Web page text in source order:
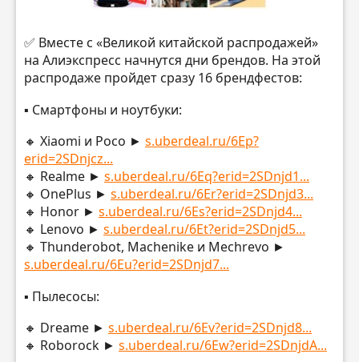
✅ Вместе с «Великой китайской распродажей»
на Алиэкспресс начнутся дни брендов. На этой
распродаже пройдет сразу 16 брендфестов:
▪️ Смартфоны и ноутбуки:
🔸 Xiaomi и Poco ► s.uberdeal.ru/6Ep?
erid=2SDnjcz...
🔸 Realme ► s.uberdeal.ru/6Eq?erid=2SDnjd1...
🔸 OnePlus ► s.uberdeal.ru/6Er?erid=2SDnjd3...
🔸 Honor ► s.uberdeal.ru/6Es?erid=2SDnjd4...
🔸 Lenovo ► s.uberdeal.ru/6Et?erid=2SDnjd5...
🔸 Thunderobot, Machenike и Mechrevo ►
s.uberdeal.ru/6Eu?erid=2SDnjd7...
▪️ Пылесосы:
🔸 Dreame ► s.uberdeal.ru/6Ev?erid=2SDnjd8...
🔸 Roborock ► s.uberdeal.ru/6Ew?erid=2SDnjdA...